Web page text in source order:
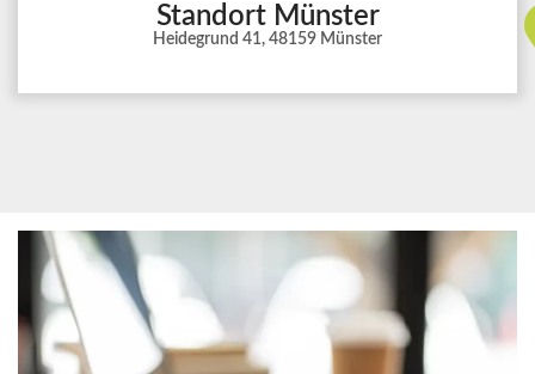
Standort Münster
Heidegrund 41, 48159 Münster